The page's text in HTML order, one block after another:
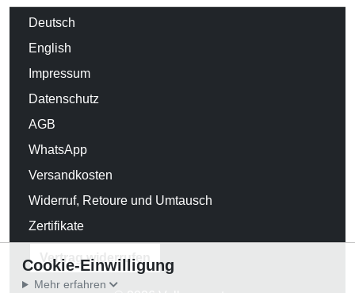
Deutsch
English
Impressum
Datenschutz
AGB
WhatsApp
Versandkosten
Widerruf, Retoure und Umtausch
Zertifikate
Vertrag widerrufen
Cookie-Einwilligung
Mehr erfahren